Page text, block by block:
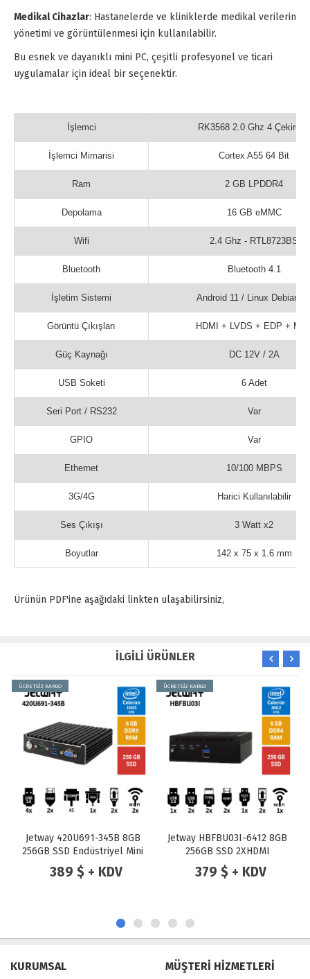
Medikal Cihazlar: Hastanelerde ve kliniklerde medikal verilerin
yönetimi ve görüntülenmesi için kullanılabilir.
Bu esnek ve dayanıklı mini PC, çeşitli profesyonel ve ticari
uygulamalar için ideal bir seçenektir.
İşlemci RK3568 2.0 Ghz 4 Çekirdek
İşlemci Mimarisi Cortex A55 64 Bit
Ram 2 GB LPDDR4
Depolama 16 GB eMMC
Wifi 2.4 Ghz - RTL8723BS
Bluetooth Bluetooth 4.1
İşletim Sistemi Android 11 / Linux Debian
Görüntü Çıkışları HDMI + LVDS + EDP +
Güç Kaynağı DC 12V / 2A
USB Soketi 6 Adet
Seri Port / RS232 Var
GPIO Var
Ethernet 10/100 MBPS
3G/4G Harici Kullanılabilir
Ses Çıkışı 3 Watt x2
Boyutlar 142 x 75 x 1.6 mm
Ürünün PDF'ine aşağıdaki linkten ulaşabilirsiniz,
İLGİLİ ÜRÜNLER
ÜCRETSİZ KARGO
Jetway HBFBU03I-6412 8GB
256GB SSD 2XHDMI
Endüstriyel Mini Pc
379 $ + KDV
ÜCRETSİZ KARGO
Jetway F532W-2930 Intel
Celeron N2930 4GB 120GB
SSD Endüstriyel Mini PC
389 $ + KDV
KURUMSAL MÜŞTERİ HİZMETLERİ